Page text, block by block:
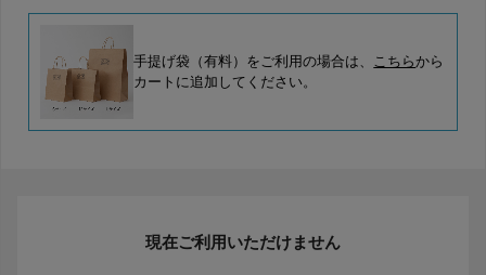
手提げ袋（有料）をご利用の場合は、 こちらから
カートに追加してください。
現在ご利用いただけません